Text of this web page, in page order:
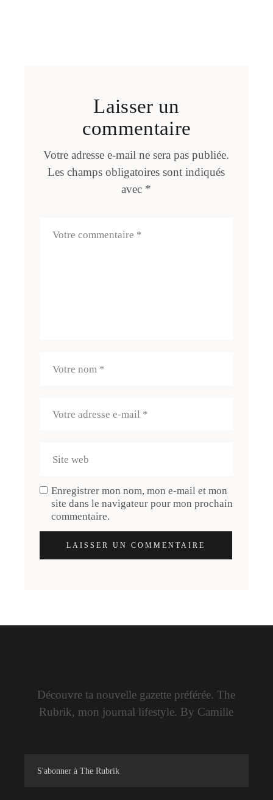
Laisser un
commentaire
Votre adresse e-mail ne sera pas publiée.
Les champs obligatoires sont indiqués
avec *
Enregistrer mon nom, mon e-mail et mon
site dans le navigateur pour mon prochain
commentaire.
LAISSER UN COMMENTAIRE
Découvre ta nouvelle gazette préférée. The
Rubrik, mon journal lifestyle. By Camille